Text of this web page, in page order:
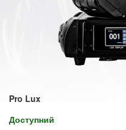
Pro Lux
Доступний